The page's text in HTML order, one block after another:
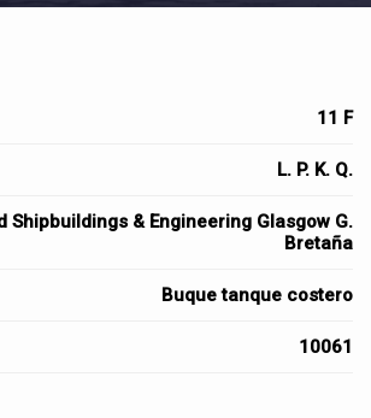
11 F
L. P. K. Q.
Shipbuildings & Engineering Glasgow G.
Bretaña
Buque tanque costero
10061